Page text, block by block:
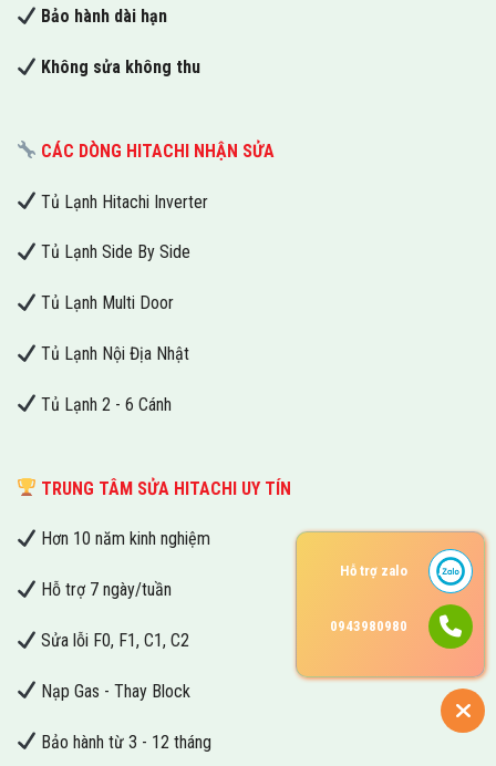
Bảo hành dài hạn
Không sửa không thu
CÁC DÒNG HITACHI NHẬN SỬA
Tủ Lạnh Hitachi Inverter
Tủ Lạnh Side By Side
Tủ Lạnh Multi Door
Tủ Lạnh Nội Địa Nhật
Tủ Lạnh 2 - 6 Cánh
TRUNG TÂM SỬA HITACHI UY TÍN
Hơn 10 năm kinh nghiệm
Hỗ trợ 7 ngày/tuần
Sửa lỗi F0, F1, C1, C2
Nạp Gas - Thay Block
Bảo hành từ 3 - 12 tháng
Hỗ trợ zalo
0943980980